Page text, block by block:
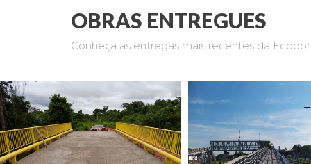
OBRAS ENTREGUES
Conheça as entregas mais recentes da